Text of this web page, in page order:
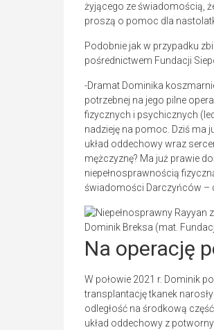
żyjącego ze świadomością,
proszą o pomoc dla
Podobnie jak w przypadku
pośrednictwem Fundacji
-Dramat Dominika
potrzebnej na jego pilne
fizycznych i psychicznych
nadzieję na pomoc. Dziś ma
układ oddechowy wraz
mężczyznę? Ma już prawie
niepełnosprawnością
świadomości Darczyńców –
Dominik Breksa (mat.
Na operację
W połowie 2021 r. Dominik
transplantację tkanek
odległość na środkową
układ oddechowy z